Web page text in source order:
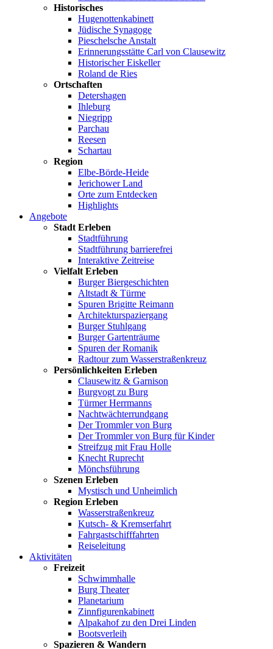
Historisches
Hugenottenkabinett
Jüdische Synagoge
Pieschelsche Anstalt
Erinnerungsstätte Carl von Clausewitz
Historischer Eiskeller
Roland de Ries
Ortschaften
Detershagen
Ihleburg
Niegripp
Parchau
Reesen
Schartau
Region
Elbe-Börde-Heide
Jerichower Land
Orte zum Entdecken
Highlights
Angebote
Stadt Erleben
Stadtführung
Stadtführung barrierefrei
Interaktive Zeitreise
Vielfalt Erleben
Burger Biergeschichten
Altstadt & Türme
Spuren Brigitte Reimann
Architekturspaziergang
Burger Stuhlgang
Burger Gartenträume
Spuren der Romanik
Radtour zum Wasserstraßenkreuz
Persönlichkeiten Erleben
Clausewitz & Garnison
Burgvogt zu Burg
Türmer Herrmanns
Nachtwächterrundgang
Der Trommler von Burg
Der Trommler von Burg für Kinder
Streifzug mit Frau Holle
Knecht Ruprecht
Mönchsführung
Szenen Erleben
Mystisch und Unheimlich
Region Erleben
Wasserstraßenkreuz
Kutsch- & Kremserfahrt
Fahrgastschifffahrten
Reiseleitung
Aktivitäten
Freizeit
Schwimmhalle
Burg Theater
Planetarium
Zinnfigurenkabinett
Alpakahof zu den Drei Linden
Bootsverleih
Spazieren & Wandern